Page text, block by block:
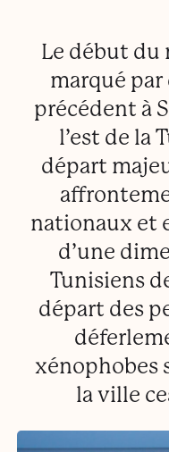
Le début du
marqué par
précédent à
l’est de la
départ
nationaux et
d’une
Tunisiens
départ des
xénophobes
la ville